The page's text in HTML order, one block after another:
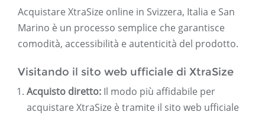
Acquistare XtraSize online in Svizzera, Italia e San
Marino è un processo semplice che garantisce
comodità, accessibilità e autenticità del prodotto.
Visitando il sito web ufficiale di XtraSize
Acquisto diretto: Il modo più affidabile per
acquistare XtraSize è tramite il sito web ufficiale